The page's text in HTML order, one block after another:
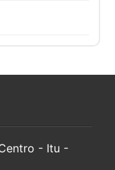
- Itu -